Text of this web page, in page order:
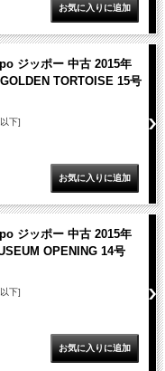
ジッポー 中古 2015年
TORTOISE 15号
下]
ジッポー 中古 2015年
OPENING 14号
下]